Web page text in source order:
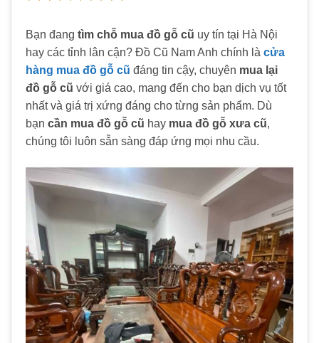
Bạn đang tìm chỗ mua đồ gỗ cũ uy tín tại Hà Nội
hay các tỉnh lân cận? Đồ Cũ Nam Anh chính là cửa
hàng mua đồ gỗ cũ đáng tin cậy, chuyên mua lại
đồ gỗ cũ với giá cao, mang đến cho bạn dịch vụ tốt
nhất và giá trị xứng đáng cho từng sản phẩm. Dù
bạn cần mua đồ gỗ cũ hay mua đồ gỗ xưa cũ,
chúng tôi luôn sẵn sàng đáp ứng mọi nhu cầu.